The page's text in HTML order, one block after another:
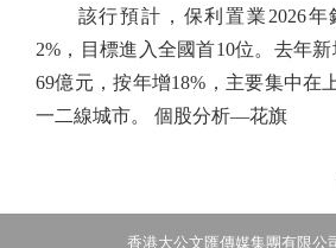
該行預計，保利置業2026年
2%，目標進入全國首10位。去年
69億元，按年增18%，主要集中在
一二線城市。 個股分析—花旗
香港大公文匯傳媒集團有限公